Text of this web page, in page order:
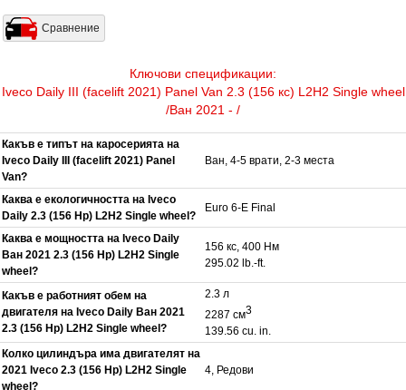
Сравнение
Ключови спецификации:
Iveco Daily III (facelift 2021) Panel Van 2.3 (156 кс) L2H2 Single wheel
/Ван 2021 - /
Какъв е типът на каросерията на
Iveco Daily III (facelift 2021) Panel
Van?
Ван, 4-5 врати, 2-3 места
Каква е екологичността на Iveco
Daily 2.3 (156 Hp) L2H2 Single wheel?
Euro 6-E Final
Каква е мощността на Iveco Daily
Ван 2021 2.3 (156 Hp) L2H2 Single
wheel?
156 кс, 400 Нм
295.02 lb.-ft.
Какъв е работният обем на
двигателя на Iveco Daily Ван 2021
2.3 (156 Hp) L2H2 Single wheel?
2.3 л
2287 см3
139.56 cu. in.
Колко цилиндъра има двигателят на
2021 Iveco 2.3 (156 Hp) L2H2 Single
wheel?
4, Редови